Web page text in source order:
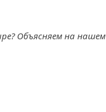
Объясняем на нашем